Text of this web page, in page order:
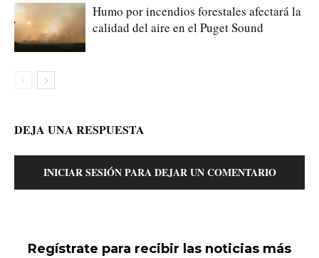
Humo por incendios forestales afectará la
calidad del aire en el Puget Sound
DEJA UNA RESPUESTA
INICIAR SESIÓN PARA DEJAR UN COMENTARIO
Regístrate para recibir las noticias más